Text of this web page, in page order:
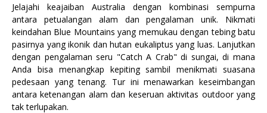
Jelajahi keajaiban Australia dengan kombinasi sempurna
antara petualangan alam dan pengalaman unik. Nikmati
keindahan Blue Mountains yang memukau dengan tebing batu
pasirnya yang ikonik dan hutan eukaliptus yang luas. Lanjutkan
dengan pengalaman seru "Catch A Crab" di sungai, di mana
Anda bisa menangkap kepiting sambil menikmati suasana
pedesaan yang tenang. Tur ini menawarkan keseimbangan
antara ketenangan alam dan keseruan aktivitas outdoor yang
tak terlupakan.